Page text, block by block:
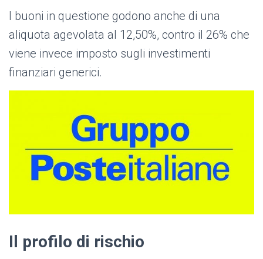
I buoni in questione godono anche di una
aliquota agevolata al 12,50%, contro il 26% che
viene invece imposto sugli investimenti
finanziari generici.
Il profilo di rischio